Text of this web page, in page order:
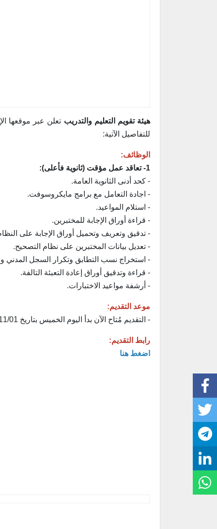
هيئة تقويم التعليم والتدريب تعلن عبر موقعها
للتفاصيل الآتية:
الوظائف:
1- تعاقد عمل مؤقت (ثانوية فأعلى):
- كحد أدنى الثانوية العامة.
- اجادة التعامل مع برامج مايكروسوفت.
- استلام المواعيد.
- قراءة أوراق الإجابة للمختبرين.
- تدقيق وتعريف وتحميل أوراق الإجابة على
- تعديل بيانات المختبرين على نظام التصحيح.
- استخراج نسب التطابق وتكرار السجل المدني
- قراءة وتدقيق أوراق إعادة التعبئة التالفة.
- أرشفة مواعيد الاختبارات.
موعد التقديم:
- التقديم مُتاح الآن بدأ اليوم الخميس بتاريخ 1445/11/01هـ الموافق 2024/05/09م.
رابط التقديم:
اضغط هنا